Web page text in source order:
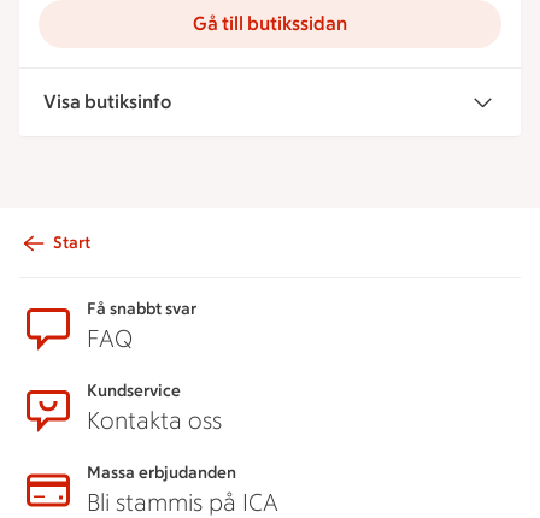
Gå till butikssidan
Visa butiksinfo
Start
Få snabbt svar
FAQ
Kundservice
Kontakta oss
Massa erbjudanden
Bli stammis på ICA